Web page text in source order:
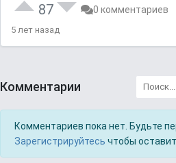
87 0 комментариев
5 лет назад
Комментарии
Комментариев пока нет. Будьте
Зарегистрируйтесь чтобы